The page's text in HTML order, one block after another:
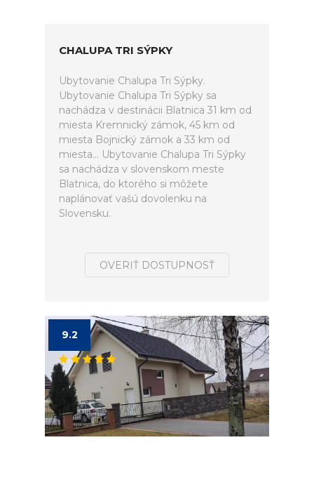
CHALUPA TRI SÝPKY
Ubytovanie Chalupa Tri Sýpky.
Ubytovanie Chalupa Tri Sýpky sa
nachádza v destinácii Blatnica 31 km od
miesta Kremnický zámok, 45 km od
miesta Bojnický zámok a 33 km od
miesta... Ubytovanie Chalupa Tri Sýpky
sa nachádza v slovenskom meste
Blatnica, do ktorého si môžete
naplánovať vašú dovolenku na
Slovensku.
OVERIŤ DOSTUPNOSŤ
9.2